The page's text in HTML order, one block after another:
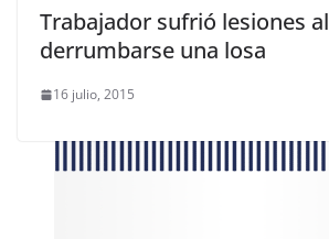
Trabajador sufrió lesiones al
derrumbarse una losa
16 julio, 2015